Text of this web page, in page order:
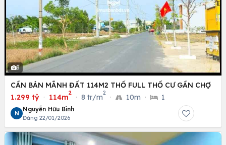
3
CẦN BÁN MÃNH ĐẤT 114M2 THỔ FULL THỔ CƯ GẦN CHỢ
1.299 tỷ · 114m
2
· 8 tr/m
2
· 10m · 1
N
Nguyễn Hữu Bình
Đăng 22/01/2026